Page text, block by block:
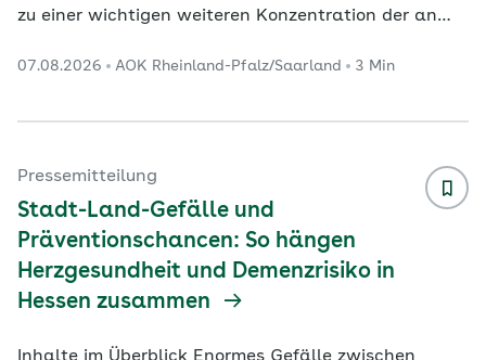
zu einer wichtigen weiteren Konzentration der an
und zu einer signifikanten Erhöhung der
Häusern geführt. Das zeigt das Online-Portal
der AOK (WIdO), das jetzt mit Daten für das Jahr
2024 aktualisiert worden ist. Der Qualitätsmonitor
07.08.2026 AOK Rheinland-Pfalz/Saarland 3 Min
Pressemitteilung
Stadt-Land-Gefälle und
Präventionschancen: So hängen
Herzgesundheit und Demenzrisiko in
Hessen zusammen